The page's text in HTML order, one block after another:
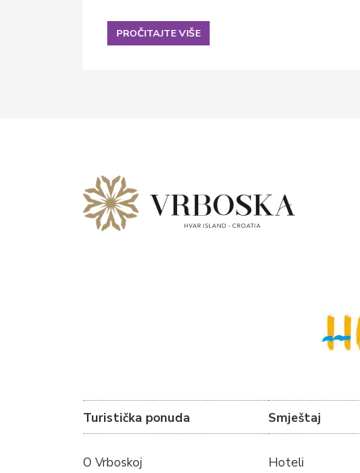
PROČITAJTE VIŠE
Turistička ponuda
O Vrboskoj
Smještaj
Hoteli